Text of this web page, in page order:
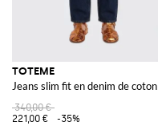
TOTEME
Jeans slim fit en denim de coton
340,00 €
221,00 €
-35%